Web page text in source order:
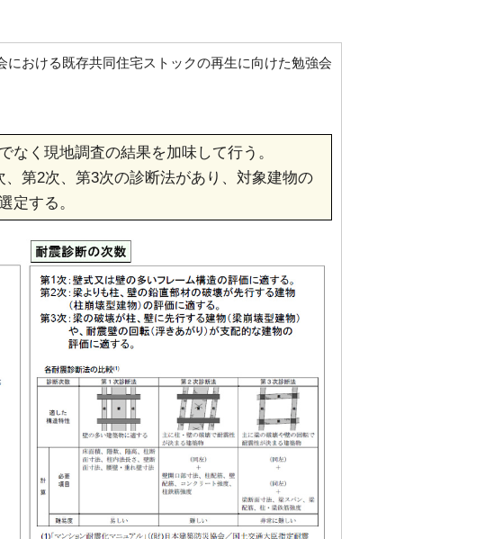
における既存共同住宅ストックの再生に向けた勉強会
なく現地調査の結果を加味して行う。
第2次、第3次の診断法があり、対象建物の
定する。